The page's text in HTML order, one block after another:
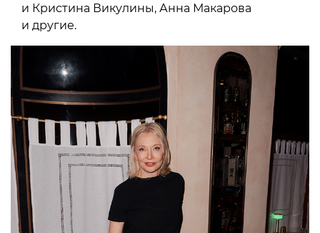
и Кристина Викулины, Анна Макарова
и другие.